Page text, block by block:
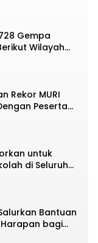
Gempa
Wilayah
Rekor MURI
Peserta
untuk
di Seluruh
Bantuan
bagi